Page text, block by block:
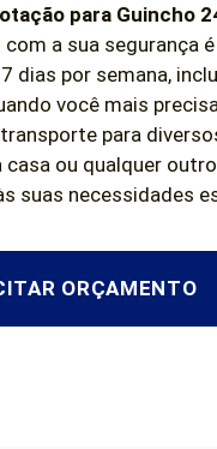
para Guincho
a sua segurança
dias por semana,
você mais
para
casa ou qualquer
suas necessidades
ORÇAMENTO